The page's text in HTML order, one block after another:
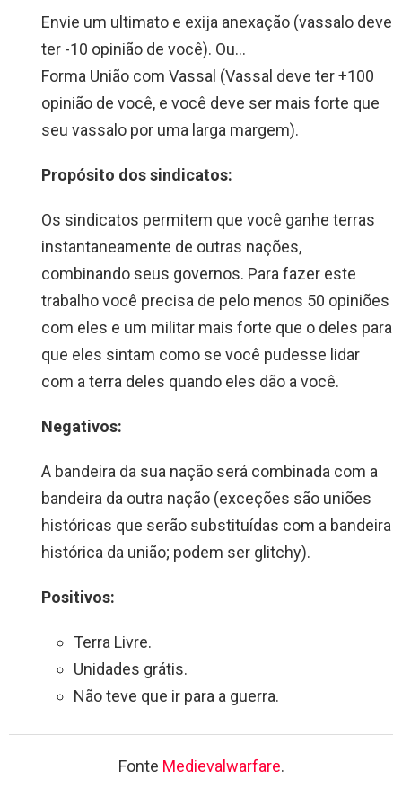
Envie um ultimato e exija anexação (vassalo deve
ter -10 opinião de você). Ou…
Forma União com Vassal (Vassal deve ter +100
opinião de você, e você deve ser mais forte que
seu vassalo por uma larga margem).
Propósito dos sindicatos:
Os sindicatos permitem que você ganhe terras
instantaneamente de outras nações,
combinando seus governos. Para fazer este
trabalho você precisa de pelo menos 50 opiniões
com eles e um militar mais forte que o deles para
que eles sintam como se você pudesse lidar
com a terra deles quando eles dão a você.
Negativos:
A bandeira da sua nação será combinada com a
bandeira da outra nação (exceções são uniões
históricas que serão substituídas com a bandeira
histórica da união; podem ser glitchy).
Positivos:
Terra Livre.
Unidades grátis.
Não teve que ir para a guerra.
Fonte Medievalwarfare.